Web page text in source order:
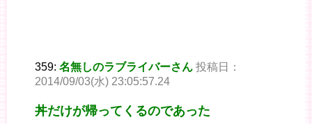
359: 名無しのラブライバーさん 投稿日：
2014/09/03(水) 23:05:57.24
丼だけが帰ってくるのであった